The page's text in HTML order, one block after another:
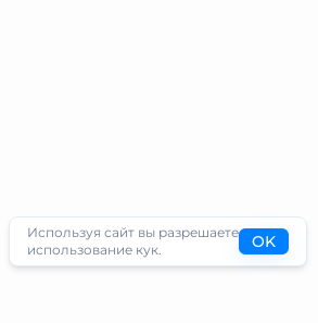
Используя сайт вы разрешаете
использование кук.
OK